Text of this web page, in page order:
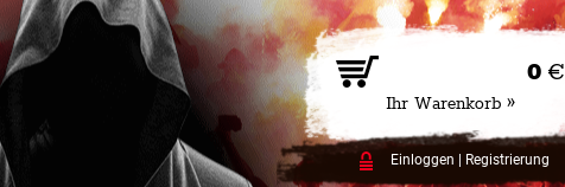
0 €
Ihr Warenkorb »
Einloggen Registrierung